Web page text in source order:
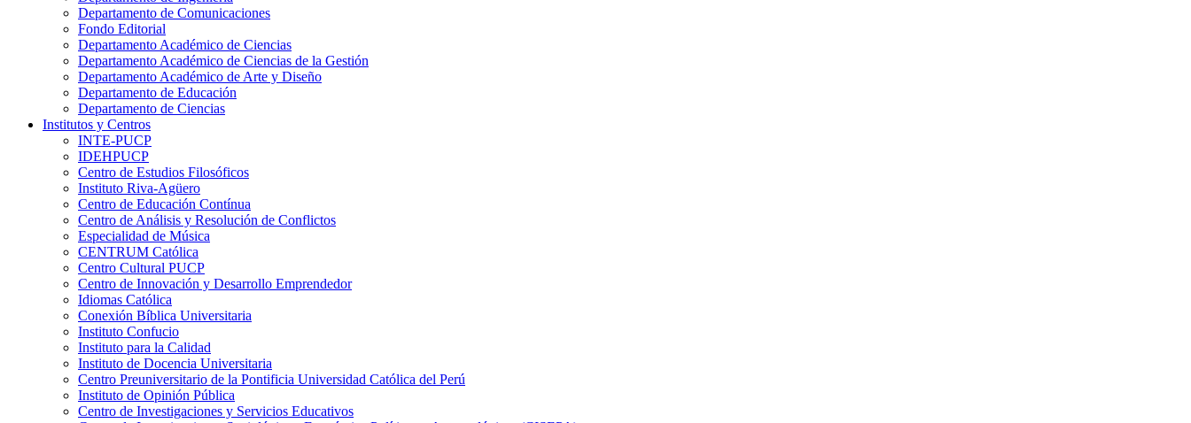
Departamento de Comunicaciones
Fondo Editorial
Departamento Académico de Ciencias
Departamento Académico de Ciencias de la Gestión
Departamento Académico de Arte y Diseño
Departamento de Educación
Departamento de Ciencias
Institutos y Centros
INTE-PUCP
IDEHPUCP
Centro de Estudios Filosóficos
Instituto Riva-Agüero
Centro de Educación Contínua
Centro de Análisis y Resolución de Conflictos
Especialidad de Música
CENTRUM Católica
Centro Cultural PUCP
Centro de Innovación y Desarrollo Emprendedor
Idiomas Católica
Conexión Bíblica Universitaria
Instituto Confucio
Instituto para la Calidad
Instituto de Docencia Universitaria
Centro Preuniversitario de la Pontificia Universidad Católica del Perú
Instituto de Opinión Pública
Centro de Investigaciones y Servicios Educativos